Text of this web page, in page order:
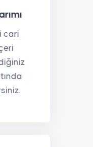
cari